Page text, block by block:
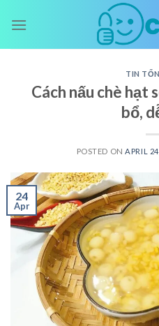
TIN
Cách nấu chè hạt
bổ,
POSTED ON APRIL
24
Apr